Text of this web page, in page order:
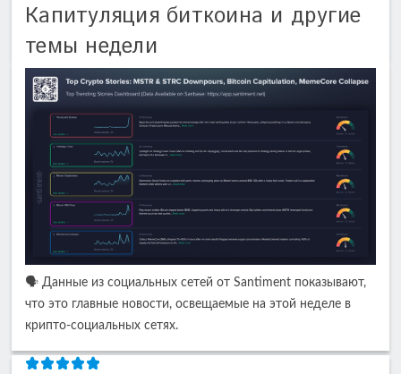
Капитуляция биткоина и другие
темы недели
🗣️ Данные из социальных сетей от Santiment показывают,
что это главные новости, освещаемые на этой неделе в
крипто-социальных сетях.